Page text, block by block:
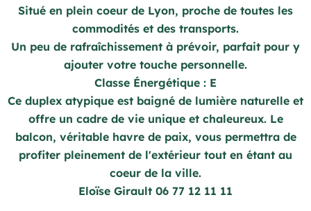
Situé en plein coeur de Lyon, proche de toutes les
commodités et des transports.
Un peu de rafraîchissement à prévoir, parfait pour y
ajouter votre touche personnelle.
Classe Énergétique : E
Ce duplex atypique est baigné de lumière naturelle et
offre un cadre de vie unique et chaleureux. Le
balcon, véritable havre de paix, vous permettra de
profiter pleinement de l'extérieur tout en étant au
coeur de la ville.
Eloïse Girault 06 77 12 11 11